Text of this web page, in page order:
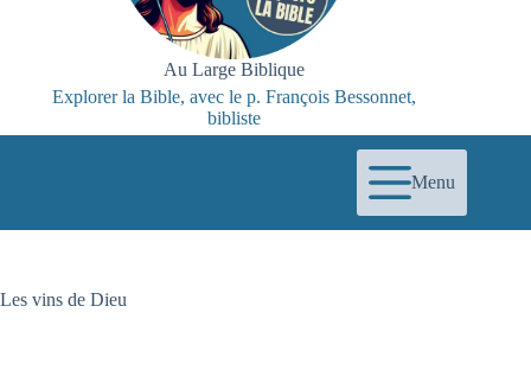
Au Large Biblique
Explorer la Bible, avec le p. François Bessonnet,
bibliste
Menu
Les vins de Dieu